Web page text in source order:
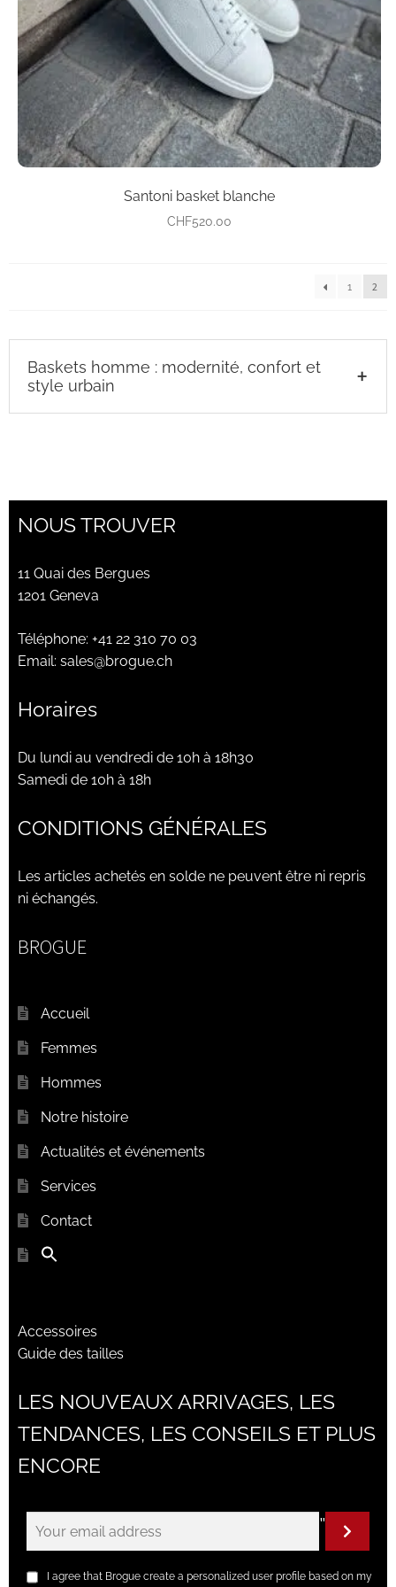
Santoni basket blanche
CHF520.00
sur
la
page
du
produit
← 1 2
Baskets homme : modernité, confort et
style urbain
+
NOUS TROUVER
11 Quai des Bergues
1201 Geneva
Téléphone: +41 22 310 70 03
Email: sales@brogue.ch
Horaires
Du lundi au vendredi de 10h à 18h30
Samedi de 10h à 18h
CONDITIONS GÉNÉRALES
Les articles achetés en solde ne peuvent être ni repris
ni échangés.
BROGUE
Accueil
Femmes
Hommes
Notre histoire
Actualités et événements
Services
Contact
Accessoires
Guide des tailles
LES NOUVEAUX ARRIVAGES, LES
TENDANCES, LES CONSEILS ET PLUS
ENCORE
"
I agree that Brogue create a personalized user profile based on my